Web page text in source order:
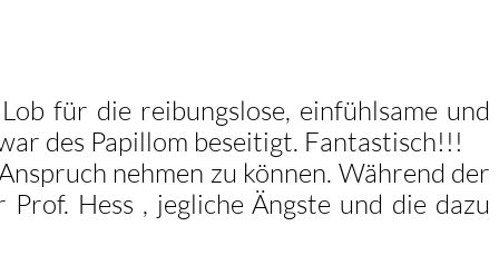
für die reibungslose, einfühlsame und
des Papillom beseitigt. Fantastisch!!!
nehmen zu können. Während der
Hess , jegliche Ängste und die dazu